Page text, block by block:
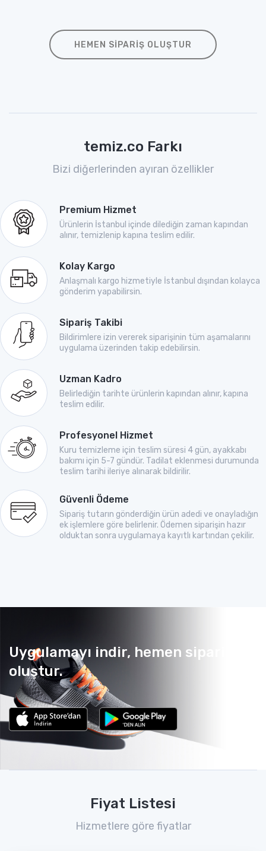
HEMEN SIPARIŞ OLUŞTUR
temiz.co Farkı
Bizi diğerlerinden ayıran özellikler
Premium Hizmet
Ürünlerin İstanbul içinde dilediğin zaman kapından
alınır, temizlenip kapına teslim edilir.
Kolay Kargo
Anlaşmalı kargo hizmetiyle İstanbul dışından kolayca
gönderim yapabilirsin.
Sipariş Takibi
Bildirimlere izin vererek siparişinin tüm aşamalarını
uygulama üzerinden takip edebilirsin.
Uzman Kadro
Belirlediğin tarihte ürünlerin kapından alınır, kapına
teslim edilir.
Profesyonel Hizmet
Kuru temizleme için teslim süresi 4 gün, ayakkabı
bakımı için 5-7 gündür. Tadilat eklenmesi durumunda
teslim tarihi ileriye alınarak bildirilir.
Güvenli Ödeme
Sipariş tutarın gönderdiğin ürün adedi ve onayladığın
ek işlemlere göre belirlenir. Ödemen siparişin hazır
olduktan sonra uygulamaya kayıtlı kartından çekilir.
Uygulamayı indir, hemen sipariş
oluştur.
Fiyat Listesi
Hizmetlere göre fiyatlar